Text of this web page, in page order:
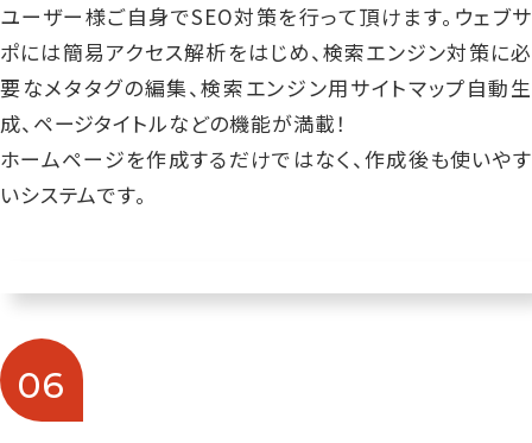
ユーザー様ご自身でSEO対策を行って頂けます。ウェブサ
ポには簡易アクセス解析をはじめ、検索エンジン対策に必
要なメタタグの編集、検索エンジン用サイトマップ自動生
成、ページタイトルなどの機能が満載！
ホームページを作成するだけではなく、作成後も使いやす
いシステムです。
06